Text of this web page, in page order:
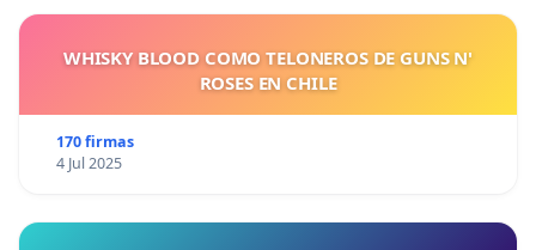
WHISKY BLOOD COMO TELONEROS DE GUNS N'
ROSES EN CHILE
170 firmas
4 Jul 2025